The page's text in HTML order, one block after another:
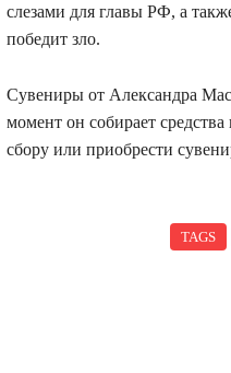
слезами для главы РФ, а
победит зло.
Сувениры от Александра
момент он собирает
сбору или приобрести
TAGS